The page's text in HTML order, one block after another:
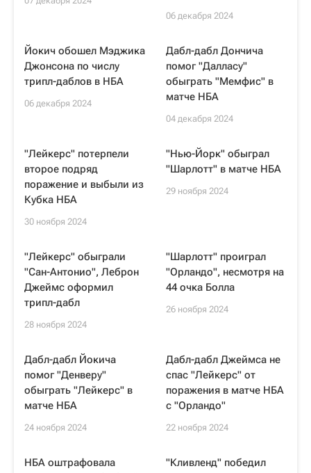
06 декабря 2024
Йокич обошел Мэджика
Джонсона по числу
трипл-даблов в НБА
06 декабря 2024
Дабл-дабл Дончича
помог "Далласу"
обыграть "Мемфис" в
матче НБА
04 декабря 2024
"Лейкерс" потерпели
второе подряд
поражение и выбыли из
Кубка НБА
30 ноября 2024
"Нью-Йорк" обыграл
"Шарлотт" в матче НБА
29 ноября 2024
"Лейкерс" обыграли
"Сан-Антонио", Леброн
Джеймс оформил
трипл-дабл
28 ноября 2024
"Шарлотт" проиграл
"Орландо", несмотря на
44 очка Болла
26 ноября 2024
Дабл-дабл Йокича
помог "Денверу"
обыграть "Лейкерс" в
матче НБА
24 ноября 2024
Дабл-дабл Джеймса не
спас "Лейкерс" от
поражения в матче НБА
с "Орландо"
22 ноября 2024
НБА оштрафовала
"Кливленд" победил